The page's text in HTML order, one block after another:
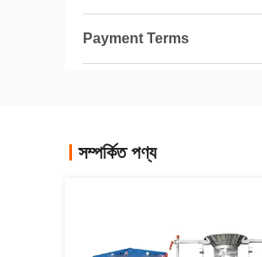
Payment Terms
সম্পর্কিত পণ্য